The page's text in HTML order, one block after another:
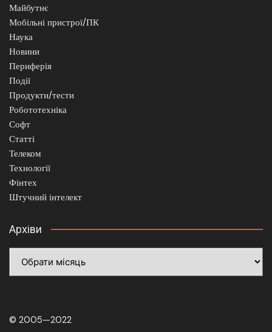
Майбутнє
Мобільні пристрої/ПК
Наука
Новини
Периферія
Події
Продукти/тести
Робототехніка
Софт
Статті
Телеком
Технології
Фінтех
Штучний інтелект
Архіви
© 2005—2022